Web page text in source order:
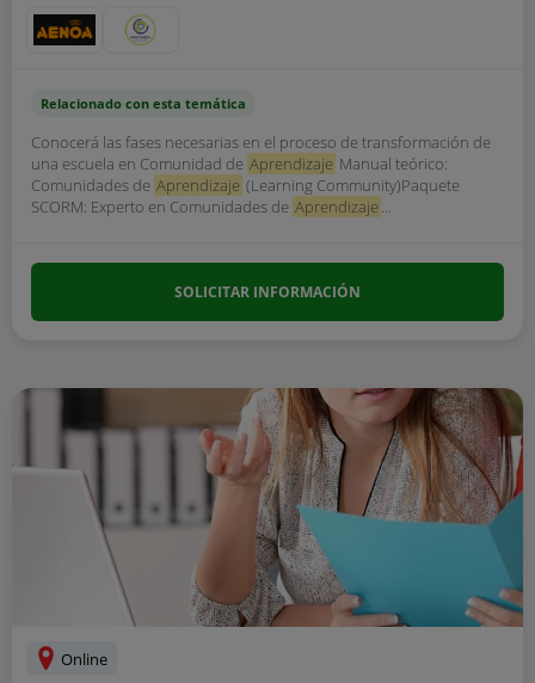
Relacionado con esta temática
Conocerá las fases necesarias en el proceso de transformación de
una escuela en Comunidad de Aprendizaje Manual teórico:
Comunidades de Aprendizaje (Learning Community)Paquete
SCORM: Experto en Comunidades de Aprendizaje...
SOLICITAR INFORMACIÓN
Online